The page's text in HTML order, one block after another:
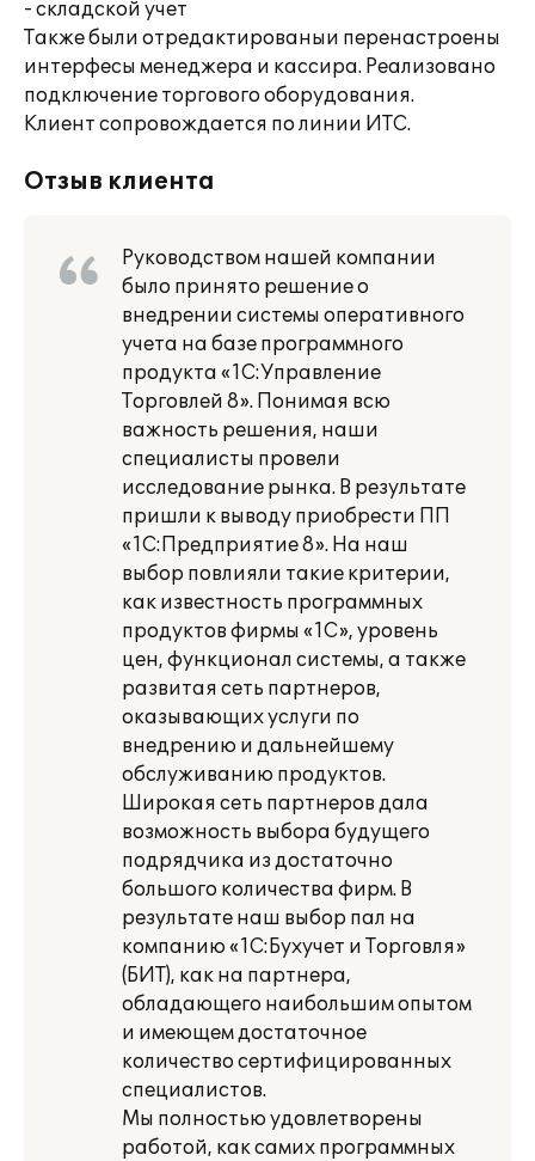
- складской учет
Также были отредактированыи перенастроены
интерфесы менеджера и кассира. Реализовано
подключение торгового оборудования.
Клиент сопровождается по линии ИТС.
Отзыв клиента
Руководством нашей компании
было принято решение о
внедрении системы оперативного
учета на базе программного
продукта «1С:Управление
Торговлей 8». Понимая всю
важность решения, наши
специалисты провели
исследование рынка. В результате
пришли к выводу приобрести ПП
«1С:Предприятие 8». На наш
выбор повлияли такие критерии,
как известность программных
продуктов фирмы «1С», уровень
цен, функционал системы, а также
развитая сеть партнеров,
оказывающих услуги по
внедрению и дальнейшему
обслуживанию продуктов.
Широкая сеть партнеров дала
возможность выбора будущего
подрядчика из достаточно
большого количества фирм. В
результате наш выбор пал на
компанию «1С:Бухучет и Торговля»
(БИТ), как на партнера,
обладающего наибольшим опытом
и имеющем достаточное
количество сертифицированных
специалистов.
Мы полностью удовлетворены
работой, как самих программных